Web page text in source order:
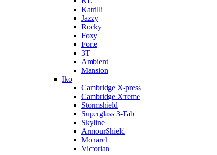
Katrilli
Jazzy
Rocky
Foxy
Forte
3T
Ambient
Mansion
Iko
Cambridge X-press
Cambridge Xtreme
Stormshield
Superglass 3-Tab
Skyline
ArmourShield
Monarch
Victorian